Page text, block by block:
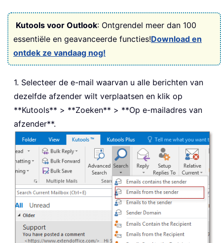
Kutools voor Outlook: Ontgrendel meer dan 100
essentiële en geavanceerde functies!Download en
ontdek ze vandaag nog!
1. Selecteer de e-mail waarvan u alle berichten van
dezelfde afzender wilt verplaatsen en klik op
**Kutools** > **Zoeken** > **Op e-mailadres van
afzender**.